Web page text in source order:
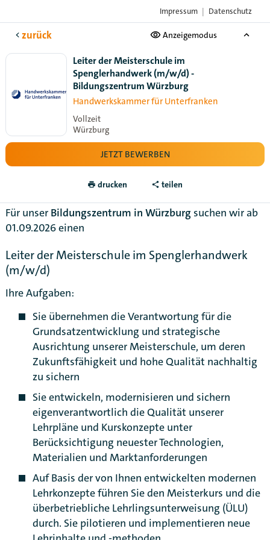
der Handwerksorganisationen
Impressum | Datenschutz
zurück Anzeigemodus
Leiter der Meisterschule im
Spenglerhandwerk (m/w/d) -
Bildungszentrum Würzburg
Handwerkskammer für Unterfranken
Vollzeit
Würzburg
JETZT BEWERBEN
drucken teilen
Für unser Bildungszentrum in Würzburgsuchen wir ab
01.09.2026 einen
Leiter der Meisterschule im Spenglerhandwerk
(m/w/d)
Ihre Aufgaben:
Sie übernehmen die Verantwortung für die
Grundsatzentwicklung und strategische
Ausrichtung unserer Meisterschule, um deren
Zukunftsfähigkeit und hohe Qualität nachhaltig
zu sichern
Sie entwickeln, modernisieren und sichern
eigenverantwortlich die Qualität unserer
Lehrpläne und Kurskonzepte unter
Berücksichtigung neuester Technologien,
Materialien und Marktanforderungen
Auf Basis der von Ihnen entwickelten modernen
Lehrkonzepte führen Sie den Meisterkurs und die
überbetriebliche Lehrlingsunterweisung (ÜLU)
durch. Sie pilotieren und implementieren neue
Karte anzeigen